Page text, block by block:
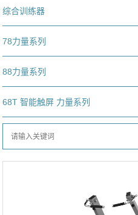
综合训练器
78力量系列
88力量系列
68T 智能触屏 力量系列